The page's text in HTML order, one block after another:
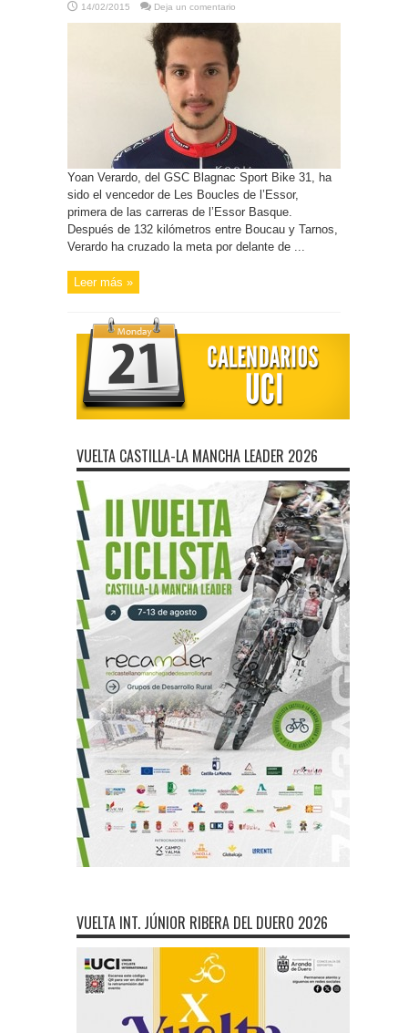
14/02/2015 Deja un comentario
Yoan Verardo, del GSC Blagnac Sport Bike 31, ha
sido el vencedor de Les Boucles de l’Essor,
primera de las carreras de l’Essor Basque.
Después de 132 kilómetros entre Boucau y Tarnos,
Verardo ha cruzado la meta por delante de ...
Leer más »
VUELTA CASTILLA-LA MANCHA LEADER 2026
VUELTA INT. JÚNIOR RIBERA DEL DUERO 2026